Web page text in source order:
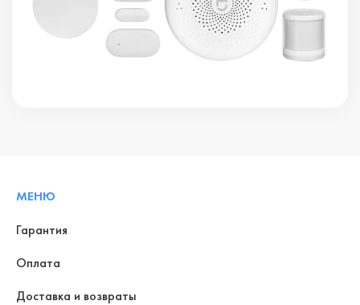
МЕНЮ
Гарантия
Оплата
Доставка и возвраты